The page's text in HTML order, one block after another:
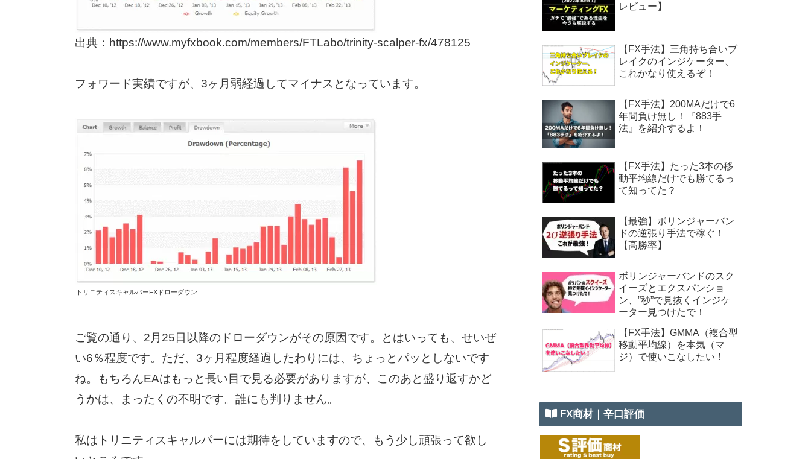
出典：https://www.myfxbook.com/members/FTLabo/trinity-scalper-fx/478125
フォワード実績ですが、3ヶ月弱経過してマイナスとなっています。
トリニティスキャルパーFXドローダウン
ご覧の通り、2月25日以降のドローダウンがその原因です。とはいっても、せいぜ
い6％程度です。ただ、3ヶ月程度経過したわりには、ちょっとパッとしないです
ね。もちろんEAはもっと長い目で見る必要がありますが、このあと盛り返すかど
うかは、まったくの不明です。誰にも判りません。
私はトリニティスキャルパーには期待をしていますので、もう少し頑張って欲し
レビュー】
【FX手法】三角持ち合いブ
レイクのインジケーター、
これかなり使えるぞ！
【FX手法】200MAだけで6
年間負け無し！『883手
法』を紹介するよ！
【FX手法】たった3本の移
動平均線だけでも勝てるっ
て知ってた？
【最強】ボリンジャーバン
ドの逆張り手法で稼ぐ！
【高勝率】
ボリンジャーバンドのスク
イーズとエクスパンショ
ン、”秒”で見抜くインジケ
ーター見つけたで！
【FX手法】GMMA（複合型
移動平均線）を本気（マ
ジ）で使いこなしたい！
FX商材｜辛口評価